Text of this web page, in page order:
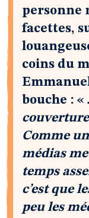
personne
facettes,
coins du
bouche : «
Comme
médias
temps
c’est que
peu les